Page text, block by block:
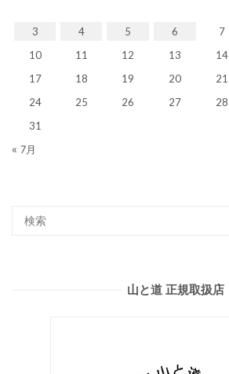
3
4 5 6 7
10
11 12 13 14
17
18 19 20 21
24
25 26 27 28
31
« 7月
山と道 正規取扱店